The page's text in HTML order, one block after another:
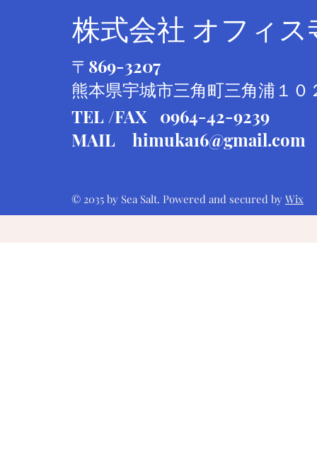
株式会社 オフィス
〒869-3207
熊本県宇城市三角町三角浦１０
TEL /FAX 0964-42-9239
MAIL himuka16@gmail.com
© 2035 by Sea Salt. Powered and secured by Wix